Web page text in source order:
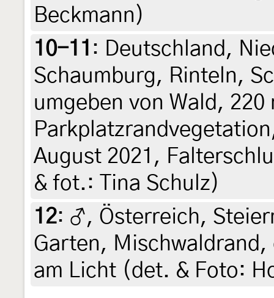
Beckmann)
10-11 : Deutschland,
Schaumburg, Rinteln,
umgeben von Wald, 220
August 2021,
& fot.: Tina Schulz)
12: ♂, Österreich,
Garten,
am Licht (det. & Foto: